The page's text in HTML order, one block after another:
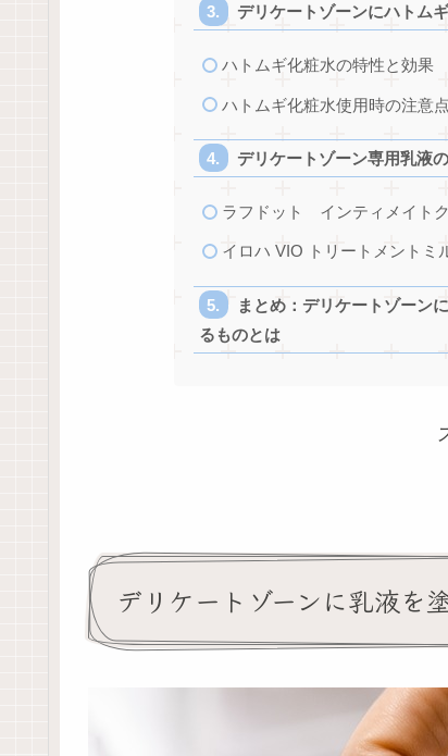
デリケートゾーンにハトム
ハトムギ化粧水の特性と効果
ハトムギ化粧水使用時の注意点
デリケートゾーン専用乳液
ラフドット インティメイト
イロハ VIO トリートメントミ
まとめ：デリケートゾーン
るものとは
デリケートゾーンに乳液を